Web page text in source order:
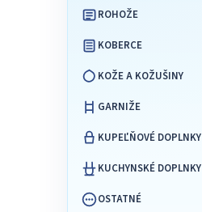
ROHOŽE
KOBERCE
KOŽE A KOŽUŠINY
GARNIŽE
KUPEĽŇOVÉ DOPLNKY
KUCHYNSKÉ DOPLNKY
OSTATNÉ